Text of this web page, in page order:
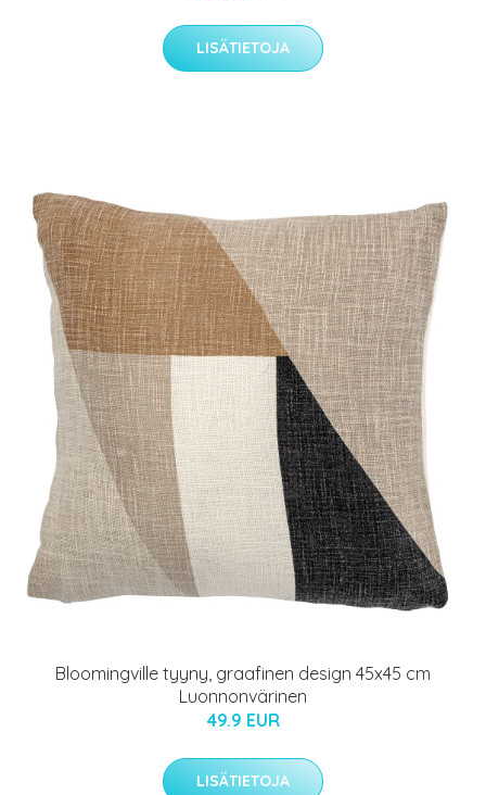
LISÄTIETOJA
Bloomingville tyyny, graafinen design 45x45 cm
Luonnonvärinen
49.9 EUR
LISÄTIETOJA